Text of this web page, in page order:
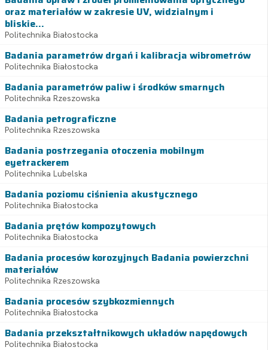
oraz materiałów w zakresie UV, widzialnym i
bliskie...
Politechnika Białostocka
Badania parametrów drgań i kalibracja wibrometrów
Politechnika Białostocka
Badania parametrów paliw i środków smarnych
Politechnika Rzeszowska
Badania petrograficzne
Politechnika Rzeszowska
Badania postrzegania otoczenia mobilnym
eyetrackerem
Politechnika Lubelska
Badania poziomu ciśnienia akustycznego
Politechnika Białostocka
Badania prętów kompozytowych
Politechnika Białostocka
Badania procesów korozyjnych Badania powierzchni
materiałów
Politechnika Rzeszowska
Badania procesów szybkozmiennych
Politechnika Białostocka
Badania przekształtnikowych układów napędowych
Politechnika Białostocka